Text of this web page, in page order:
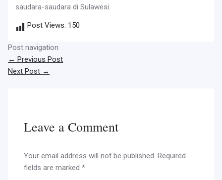
saudara-saudara di Sulawesi.
Post Views: 150
Post navigation
← Previous Post
Next Post →
Leave a Comment
Your email address will not be published. Required
fields are marked*